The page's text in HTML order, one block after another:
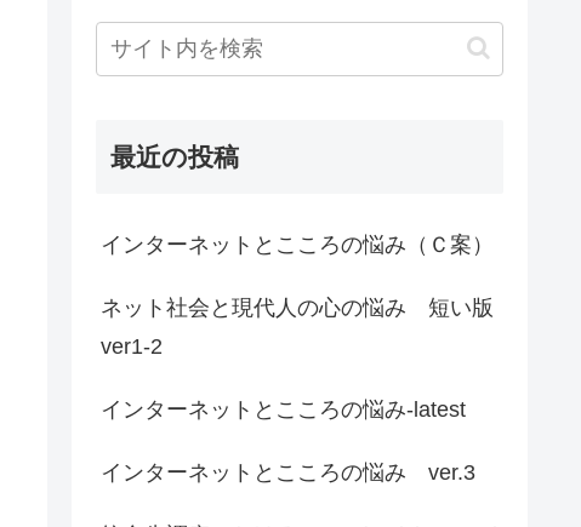
最近の投稿
インターネットとこころの悩み（Ｃ案）
ネット社会と現代人の心の悩み 短い版
ver1-2
インターネットとこころの悩み-latest
インターネットとこころの悩み ver.3